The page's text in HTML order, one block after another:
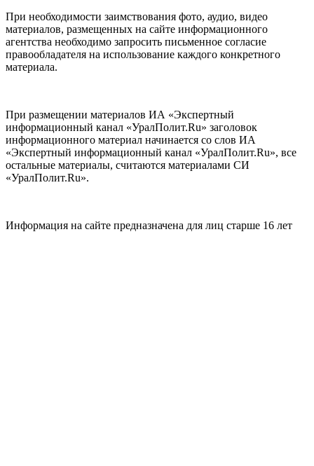
При необходимости заимствования фото, аудио, видео
материалов, размещенных на сайте информационного
агентства необходимо запросить письменное согласие
правообладателя на использование каждого конкретного
материала.
При размещении материалов ИА «Экспертный
информационный канал «УралПолит.Ru» заголовок
информационного материал начинается со слов ИА
«Экспертный информационный канал «УралПолит.Ru», все
остальные материалы, считаются материалами СИ
«УралПолит.Ru».
Информация на сайте предназначена для лиц старше 16 лет